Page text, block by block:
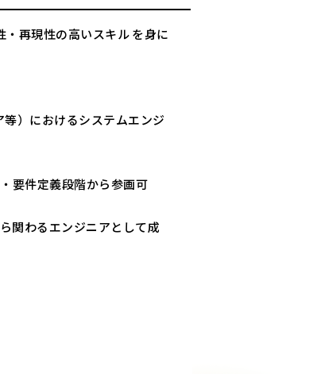
再現性の高いスキル を身に
）におけるシステムエンジ
要件定義段階から参画可
関わるエンジニアとして成